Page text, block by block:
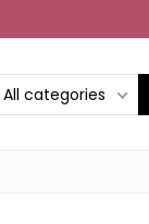
All categories